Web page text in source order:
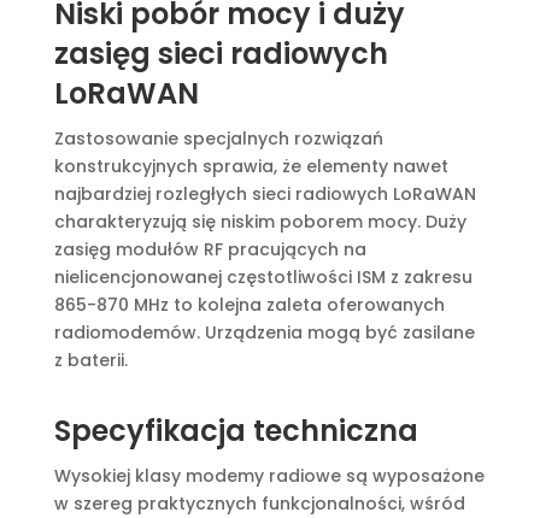
Niski pobór mocy i duży
zasięg sieci radiowych
LoRaWAN
Zastosowanie specjalnych rozwiązań
konstrukcyjnych sprawia, że elementy nawet
najbardziej rozległych sieci radiowych LoRaWAN
charakteryzują się niskim poborem mocy. Duży
zasięg modułów RF pracujących na
nielicencjonowanej częstotliwości ISM z zakresu
865-870 MHz to kolejna zaleta oferowanych
radiomodemów. Urządzenia mogą być zasilane
z baterii.
Specyfikacja techniczna
Wysokiej klasy modemy radiowe są wyposażone
w szereg praktycznych funkcjonalności, wśród